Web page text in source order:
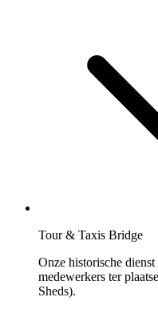
Tour & Taxis Bridge
Onze historische
medewerkers ter
Sheds).